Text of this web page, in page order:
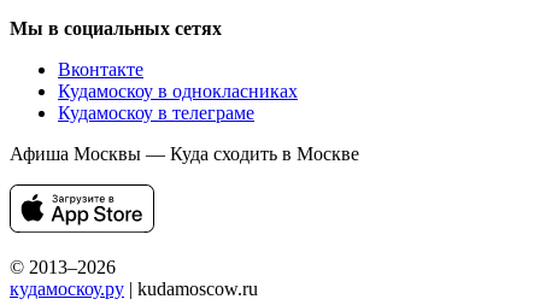
Мы в социальных сетях
Вконтакте
Кудамоскоу в однокласниках
Кудамоскоу в телеграме
Афиша Москвы — Куда сходить в Москве
© 2013–2026
кудамоскоу.ру | kudamoscow.ru